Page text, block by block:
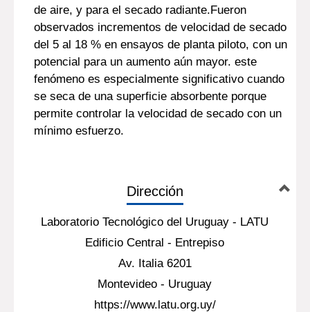
de aire, y para el secado radiante.Fueron
observados incrementos de velocidad de secado
del 5 al 18 % en ensayos de planta piloto, con un
potencial para un aumento aún mayor. este
fenómeno es especialmente significativo cuando
se seca de una superficie absorbente porque
permite controlar la velocidad de secado con un
mínimo esfuerzo.
Dirección
Laboratorio Tecnológico del Uruguay - LATU
Edificio Central - Entrepiso
Av. Italia 6201
Montevideo - Uruguay
https://www.latu.org.uy/